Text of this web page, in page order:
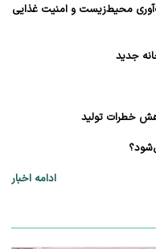
محیط‌زیست و امنیت غذایی
جدید
ادامه اخبار